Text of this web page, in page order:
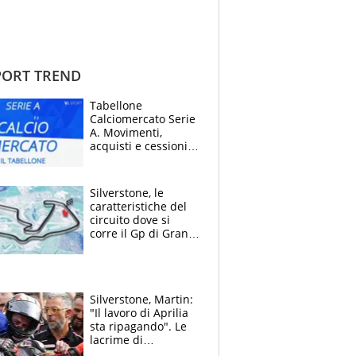
TREND
Tabellone
Calciomercato Serie
A. Movimenti,
acquisti e cessioni:
Silverstone, le
caratteristiche del
circuito dove si
corre il Gp di Gran
Silverstone, Martin:
"Il lavoro di Aprilia
sta ripagando". Le
lacrime di